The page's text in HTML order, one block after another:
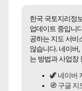
한국 국토지리정
업데이트 중입니
공하는 지도 서비
않습니다. 네이버
는 방법과 사업장
🦖 네이버
🧭 구글 지